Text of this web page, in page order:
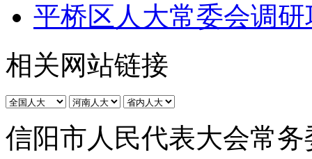
平桥区人大常委会调
相关网站链接
信阳市人民代表大会常